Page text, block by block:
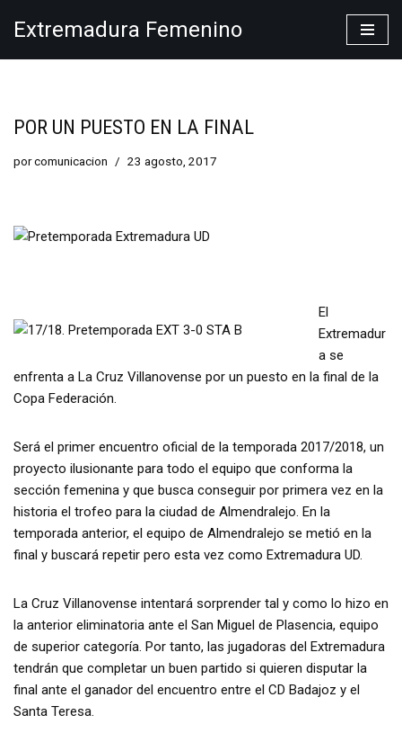
Extremadura Femenino
POR UN PUESTO EN LA FINAL
porcomunicacion 23 agosto, 2017
El
Extremadur
a se
enfrenta a La Cruz Villanovense por un puesto en la final de la
Copa Federación.
Será el primer encuentro oficial de la temporada 2017/2018, un
proyecto ilusionante para todo el equipo que conforma la
sección femenina y que busca conseguir por primera vez en la
historia el trofeo para la ciudad de Almendralejo. En la
temporada anterior, el equipo de Almendralejo se metió en la
final y buscará repetir pero esta vez como Extremadura UD.
La Cruz Villanovense intentará sorprender tal y como lo hizo en
la anterior eliminatoria ante el San Miguel de Plasencia, equipo
de superior categoría. Por tanto, las jugadoras del Extremadura
tendrán que completar un buen partido si quieren disputar la
final ante el ganador del encuentro entre el CD Badajoz y el
Santa Teresa.